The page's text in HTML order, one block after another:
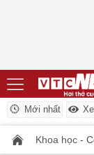
Mới nhất
Khoa học -